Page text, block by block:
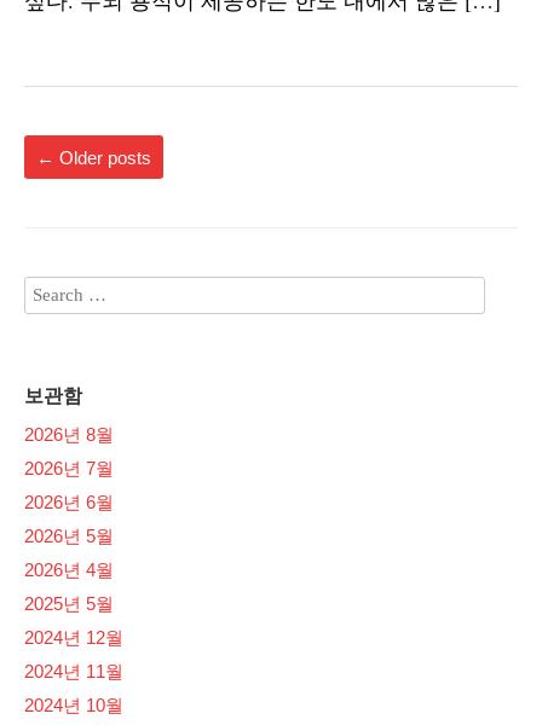
← Older posts
보관함
2026년 8월
2026년 7월
2026년 6월
2026년 5월
2026년 4월
2025년 5월
2024년 12월
2024년 11월
2024년 10월